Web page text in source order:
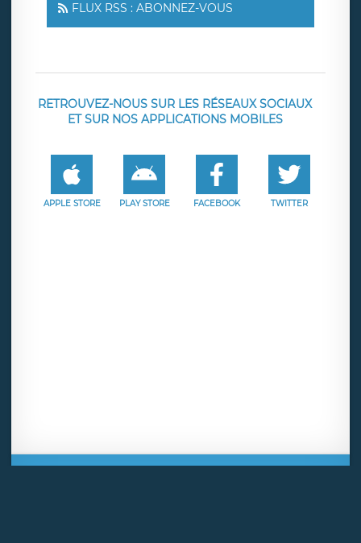
FLUX RSS : ABONNEZ-VOUS
RETROUVEZ-NOUS SUR LES RÉSEAUX SOCIAUX
ET SUR NOS APPLICATIONS MOBILES
APPLE STORE PLAY STORE FACEBOOK TWITTER